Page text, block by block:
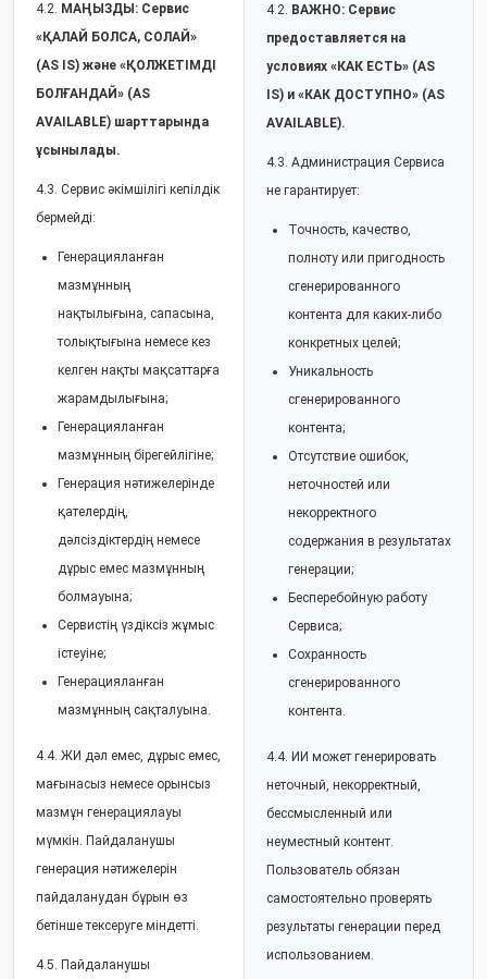
4.2. МАҢЫЗДЫ: Сервис
«ҚАЛАЙ БОЛСА, СОЛАЙ»
(AS IS) және «ҚОЛЖЕТІМДІ
БОЛҒАНДАЙ» (AS
AVAILABLE) шарттарында
ұсынылады.
4.3. Сервис әкімшілігі кепілдік
бермейді:
Генерацияланған
мазмұнның
нақтылығына, сапасына,
толықтығына немесе кез
келген нақты мақсаттарға
жарамдылығына;
Генерацияланған
мазмұнның бірегейлігіне;
Генерация нәтижелерінде
қателердің,
дәлсіздіктердің немесе
дұрыс емес мазмұнның
болмауына;
Сервистің үздіксіз жұмыс
істеуіне;
Генерацияланған
мазмұнның сақталуына.
4.4. ЖИ дәл емес, дұрыс емес,
мағынасыз немесе орынсыз
мазмұн генерациялауы
мүмкін. Пайдаланушы
генерация нәтижелерін
пайдаланудан бұрын өз
бетінше тексеруге міндетті.
4.5. Пайдаланушы
4.2. ВАЖНО: Сервис
предоставляется на
условиях «КАК ЕСТЬ» (AS
IS) и «КАК ДОСТУПНО» (AS
AVAILABLE).
4.3. Администрация Сервиса
не гарантирует:
Точность, качество,
полноту или пригодность
сгенерированного
контента для каких-либо
конкретных целей;
Уникальность
сгенерированного
контента;
Отсутствие ошибок,
неточностей или
некорректного
содержания в результатах
генерации;
Бесперебойную работу
Сервиса;
Сохранность
сгенерированного
контента.
4.4. ИИ может генерировать
неточный, некорректный,
бессмысленный или
неуместный контент.
Пользователь обязан
самостоятельно проверять
результаты генерации перед
использованием.